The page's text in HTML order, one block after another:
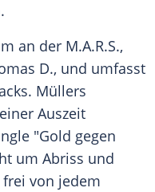
an der M.A.R.S.,
D., und umfasst
Müllers
Auszeit
"Gold gegen
um Abriss und
von jedem